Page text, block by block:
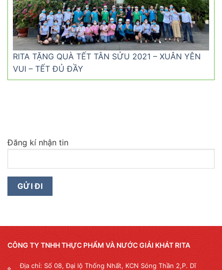
RITA TẶNG QUÀ TẾT TÂN SỬU 2021 – XUÂN YÊN
VUI – TẾT ĐỦ ĐẦY
Đăng kí nhận tin
CÔNG TY TNHH THỰC PHẨM VÀ NƯỚC GIẢI KHÁT RITA
Địa chỉ: Số 08, Đại lộ Thống Nhất, KCN Sóng Thần 2,P. Dĩ